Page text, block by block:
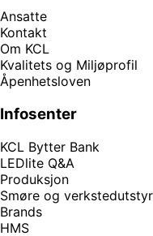
Ansatte
Kontakt
Om KCL
Kvalitets og Miljøprofil
Åpenhetsloven
Infosenter
KCL Bytter Bank
LEDlite Q&A
Produksjon
Smøre og verkstedutstyr
Brands
HMS